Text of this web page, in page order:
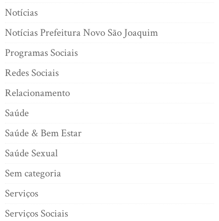
Notícias
Notícias Prefeitura Novo São Joaquim
Programas Sociais
Redes Sociais
Relacionamento
Saúde
Saúde & Bem Estar
Saúde Sexual
Sem categoria
Serviços
Serviços Sociais